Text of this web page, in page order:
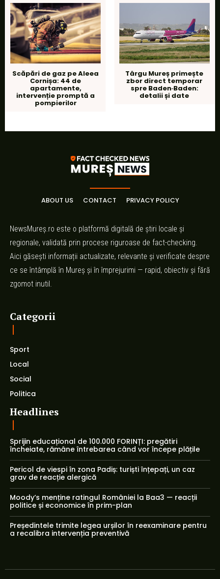
Scăpări de gaz pe Aleea
Cornișa: 44 de
apartamente,
intervenție promptă a
pompierilor
Târgu Mureș primește
zbor direct temporar
spre Baden‑Baden:
detalii și date
ABOUT US CONTACT PRIVACY POLICY
NewsMureș.ro este o platformă digitală de știri locale și
regionale, validată prin procese riguroase de fact-checking.
Aici găsești informații actualizate, relevante și verificate despre
ce se întâmplă în Mureș și în împrejurimi — rapid, obiectiv și fără
zgomot inutil.
Categorii
Sport
Local
Social
Politica
Headlines
Sprijin educațional de 100.000 FORINȚI: pregătiri
încheiate, rămâne întrebarea când vor începe plățile
Pericol de viespi în zona Padiș: turiști înțepați, un caz
grav de reacție alergică
Moody’s menține ratingul României la Baa3 — reacții
politice și economice în prim-plan
Președintele trimite legea urșilor în reexaminare pentru
a recalibra intervenția preventivă